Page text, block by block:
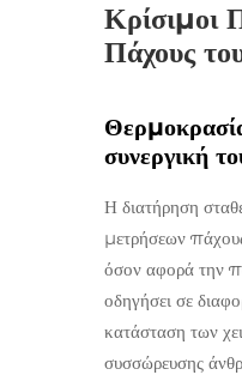
Κρίσιμοι
Πάχους
συνεργική
Η διατήρηση
μετρήσεων
όσον αφορά την
οδηγήσει σε
κατάσταση των
συσσώρευσης